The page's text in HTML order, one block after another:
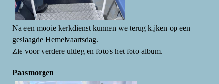
Na een mooie kerkdienst kunnen we terug kijken op een
geslaagde Hemelvaartsdag.
Zie voor verdere uitleg en foto's het foto album.
Paasmorgen